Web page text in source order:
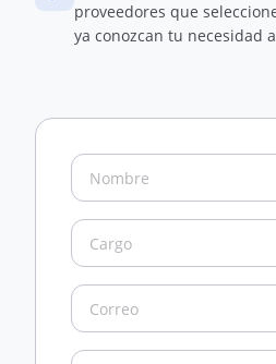
proveedores que
ya conozcan tu necesidad